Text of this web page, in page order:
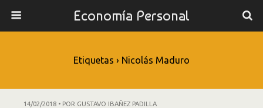
Economía Personal
Etiquetas › Nicolás Maduro
14/02/2018 • POR GUSTAVO IBAÑEZ PADILLA